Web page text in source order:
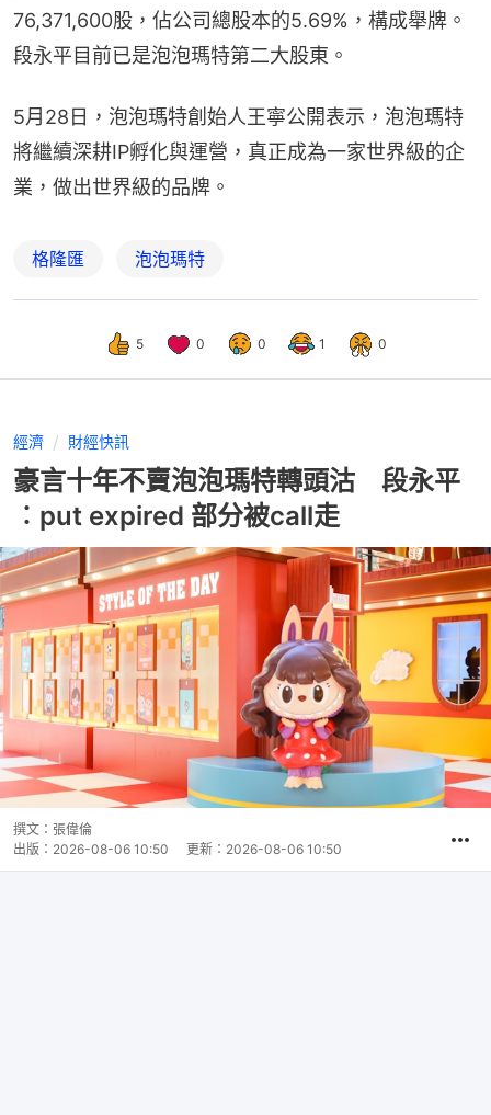
76,371,600股，佔公司總股本的5.69%，構成舉牌。
段永平目前已是泡泡瑪特第二大股東。
5月28日，泡泡瑪特創始人王寧公開表示，泡泡瑪特
將繼續深耕IP孵化與運營，真正成為一家世界級的企
業，做出世界級的品牌。
格隆匯 泡泡瑪特
5 0 0 1 0
經濟 財經快訊
豪言十年不賣泡泡瑪特轉頭沽 段永平
︰put expired 部分被call走
撰文： 張偉倫
出版： 2026-08-06 10:50 更新： 2026-08-06 10:50